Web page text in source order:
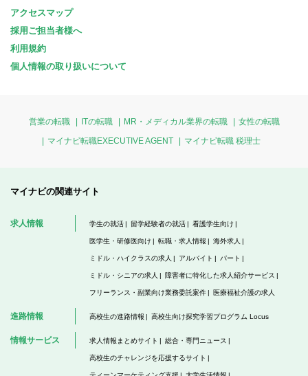
アクセスマップ
採用ご担当者様へ
利用規約
個人情報の取り扱いについて
営業の転職 ITの転職 MR・メディカル業界の転職
女性の転職
マイナビ転職EXECUTIVE AGENT
マイナビ転職 税理士
マイナビの関連サイト
求人情報 学生の就活 留学経験者の就活 看護学生向け
医学生・研修医向け 転職・求人情報 海外求人
ミドル・ハイクラスの求人 アルバイト パート
ミドル・シニアの求人 障害者に特化した求人紹介サービス
フリーランス・副業向け業務委託案件 医療福祉介護の求人
進路情報 高校生の進路情報 高校生向け探究学習プログラム Locus
情報サービス 求人情報まとめサイト 総合・専門ニュース
高校生のチャレンジを応援するサイト